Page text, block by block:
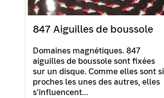
847 Aiguilles de boussole
Domaines magnétiques. 847
aiguilles de boussole sont fixées
sur un disque. Comme elles sont si
proches les unes des autres, elles
s'influencent…